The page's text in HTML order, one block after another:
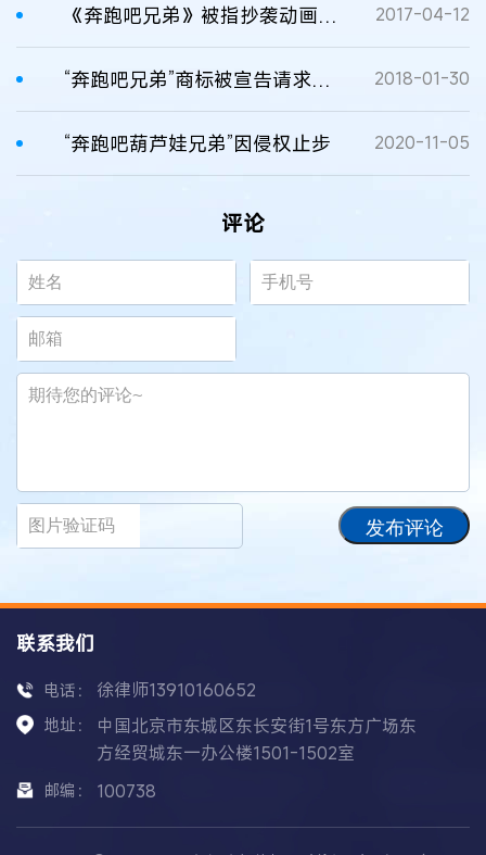
《奔跑吧兄弟》被指抄袭动画片《葫芦兄弟》 2017-04-12
“奔跑吧兄弟”商标被宣告请求裁定书 2018-01-30
“奔跑吧葫芦娃兄弟”因侵权止步 2020-11-05
评论
发布评论
联系我们
电话： 徐律师13910160652
地址：
中国北京市东城区东长安街1号东方广场东
方经贸城东一办公楼1501-1502室
邮编： 100738